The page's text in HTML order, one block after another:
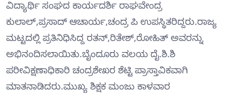
ವಿದ್ಯಾರ್ಥಿ ಸಂಘದ ಕಾರ್ಯದರ್ಶಿ ರಾಘವೇಂದ್ರ
ಕುಲಾಲ್,ಪ್ರಸಾದ್ ಆಚಾರ್ಯ,ಚಂದ್ರ ಪಿ ಉಪಸ್ಥಿತರಿದ್ದರು.ರಾಜ್ಯ
ಮಟ್ಟದಲ್ಲಿ ಪ್ರತಿನಿಧಿಸಿದ್ದ ರತನ್,ರಿತೇಶ್,ರೋಹಿತ್ ಅವರನ್ನು
ಅಭಿನಂದಿಸಲಾಯಿತು.ಬೈಂದೂರು ವಲಯ ದೈ.ಶಿ.ಶಿ
ಪರೀವಿಕ್ಷಣಾಧಿಕಾರಿ ಚಂದ್ರಶೇಖರ ಶೆಟ್ಟಿ ಪ್ರಾಸ್ತಾವಿಕವಾಗಿ
ಮಾತನಾಡಿದರು.ಮುಖ್ಯ ಶಿಕ್ಷಕ ಮಂಜು ಕಾಳವಾರ